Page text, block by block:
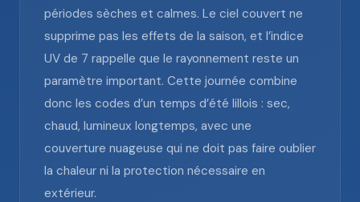
périodes sèches et calmes. Le ciel couvert ne
supprime pas les effets de la saison, et l’indice
UV de 7 rappelle que le rayonnement reste un
paramètre important. Cette journée combine
donc les codes d’un temps d’été lillois : sec,
chaud, lumineux longtemps, avec une
couverture nuageuse qui ne doit pas faire oublier
la chaleur ni la protection nécessaire en
extérieur.